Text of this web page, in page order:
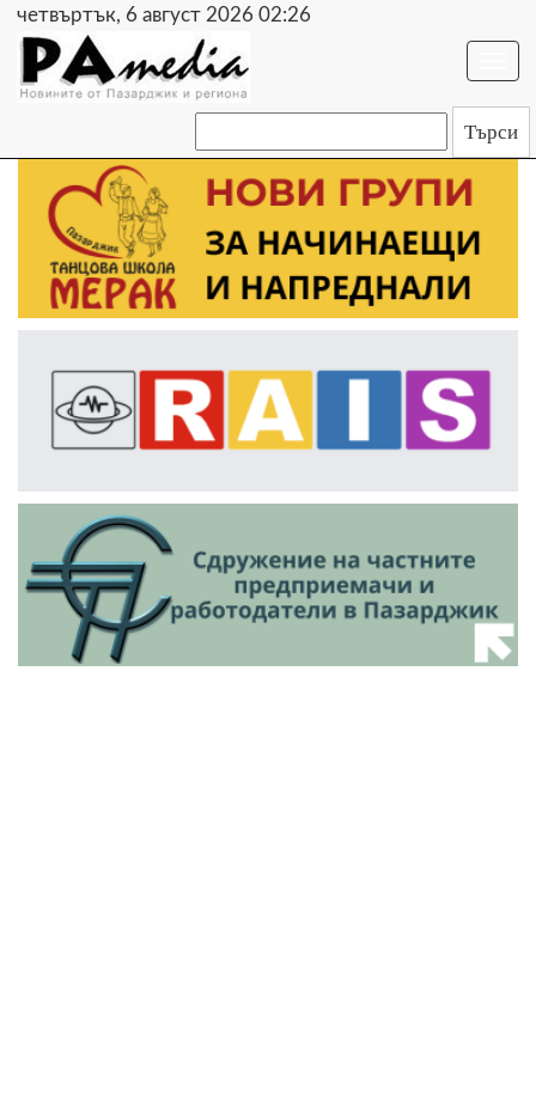
четвъртък, 6 август 2026 02:26